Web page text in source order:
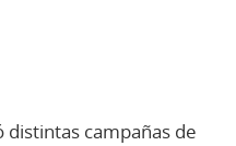
distintas campañas de